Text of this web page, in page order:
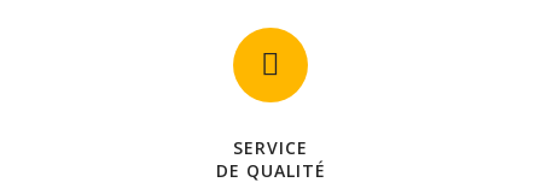
SERVICE
DE QUALITÉ